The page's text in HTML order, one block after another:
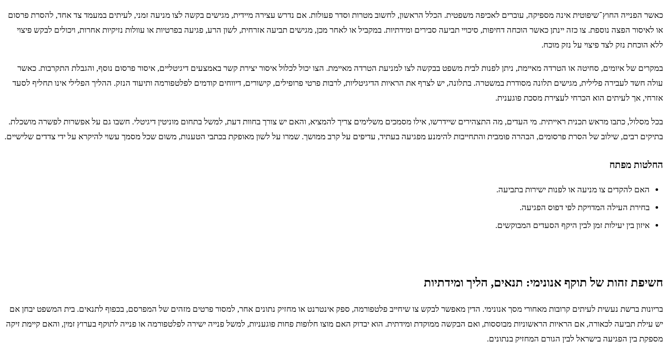
כאשר הפנייה החוץ־שיפוטית אינה מספיקה, עוברים לאכיפה משפטית. הכלל הראשון, לחשוב מטרות וסדר פעולות. אם נדרש עצירה מיידית, מגישים בקשה לצו מניעה זמני, לעיתים במעמד צד אחד, להסרת פרסום
או לאיסור הפצה נוספת. צו כזה יינתן כאשר הוכחה דחיפות, סיכויי תביעה סבירים ומידתיות. במקביל או לאחר מכן, מגישים תביעה אזרחית, לשון הרע, פגיעה בפרטיות או עוולות נזיקיות אחרות, ויכולים לבקש פיצוי
ללא הוכחת נזק לצד פיצוי על נזק מוכח.
במקרים של איומים, סחיטה או הטרדה מאיימת, ניתן לפנות לבית משפט בבקשה לצו למניעת הטרדה מאיימת. הצו יכול לכלול איסור יצירת קשר באמצעים דיגיטליים, איסור פרסום נוסף, והגבלת התקרבות. כאשר
עולה חשד לעבירה פלילית, מגישים תלונה מסודרת במשטרה. בתלונה, יש לצרף את הראיות הדיגיטליות, לרבות פרטי פרופילים, קישורים, דיווחים קודמים לפלטפורמה ותיעוד הנזק. ההליך הפלילי אינו תחליף לסעד
אזרחי, אך לעיתים הוא הכרחי לעצירת מסכת פוגענית.
בכל מסלול, כתבו מראש תכנית ראייתית. מי העדים, מה התצהירים שיידרשו, אילו מסמכים משלימים צריך להמציא, והאם יש צורך בחוות דעת, למשל בתחום מוניטין דיגיטלי. חשבו גם על אפשרות לפשרה מושכלת.
בתיקים רבים, שילוב של הסרת פרסומים, הבהרה פומבית והתחייבות להימנע מפגיעה בעתיד, עדיפים על קרב ממושך. שמרו על לשון מאופקת בכתבי הטענות, משום שכל מסמך עשוי להיקרא על ידי צדדים שלישיים.
החלטות מפתח
האם להקדים צו מניעה או לפנות ישירות בתביעה.
בחירת העילה המדויקת לפי דפוס הפגיעה.
איזון בין יעילות זמן לבין היקף הסעדים המבוקשים.
חשיפת זהות של תוקף אנונימי: תנאים, הליך ומידתיות
בריונות ברשת נעשית לעיתים קרובות מאחורי מסך אנונימי. הדין מאפשר לבקש צו שיחייב פלטפורמה, ספק אינטרנט או מחזיק נתונים אחר, למסור פרטים מזהים של המפרסם, בכפוף לתנאים. בית המשפט יבחן אם
יש עילת תביעה לכאורה, אם הראיות הראשוניות מבוססות, ואם הבקשה ממוקדת ומידתית. הוא יבדוק האם מוצו חלופות פחות פוגעניות, למשל פנייה ישירה לפלטפורמה או פנייה לתוקף בערוץ זמין, והאם קיימת זיקה
מספקת בין הפגיעה בישראל לבין הגורם המחזיק בנתונים.